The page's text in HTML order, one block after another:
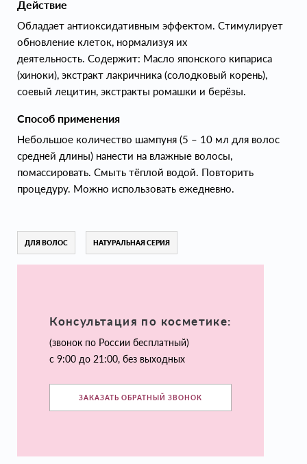
Действие
Обладает антиоксидативным эффектом. Стимулирует
обновление клеток, нормализуя их
деятельность. Содержит: Масло японского кипариса
(хиноки), экстракт лакричника (солодковый корень),
соевый лецитин, экстракты ромашки и берёзы.
Способ применения
Небольшое количество шампуня (5 – 10 мл для волос
средней длины) нанести на влажные волосы,
помассировать. Смыть тёплой водой. Повторить
процедуру. Можно использовать ежедневно.
ДЛЯ ВОЛОС НАТУРАЛЬНАЯ СЕРИЯ
Консультация по косметике:
(звонок по России бесплатный)
с 9:00 до 21:00, без выходных
ЗАКАЗАТЬ ОБРАТНЫЙ ЗВОНОК